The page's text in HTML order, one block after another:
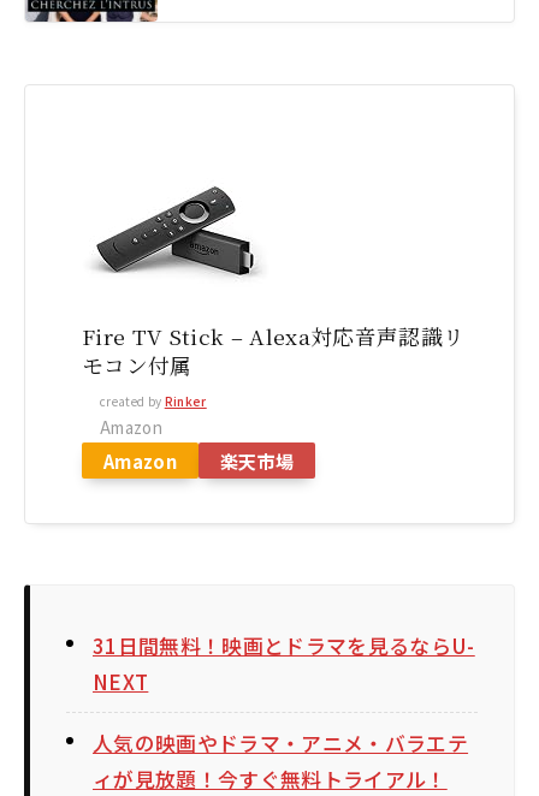
Fire TV Stick – Alexa対応音声認識リ
モコン付属
created by Rinker
Amazon
Amazon 楽天市場
31日間無料！映画とドラマを見るならU-
NEXT
人気の映画やドラマ・アニメ・バラエテ
ィが見放題！今すぐ無料トライアル！